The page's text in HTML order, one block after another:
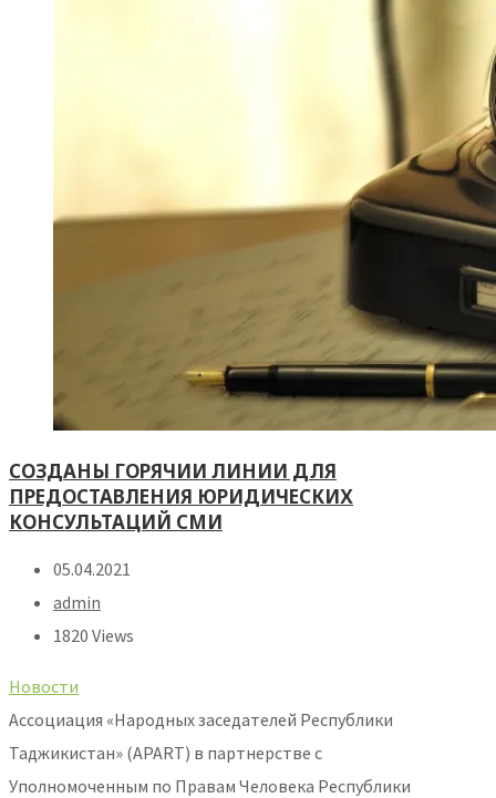
СОЗДАНЫ ГОРЯЧИИ ЛИНИИ ДЛЯ
ПРЕДОСТАВЛЕНИЯ ЮРИДИЧЕСКИХ
КОНСУЛЬТАЦИЙ СМИ
05.04.2021
admin
1820 Views
Новости
Ассоциация «Народных заседателей Республики
Таджикистан» (APART) в партнерстве c
Уполномоченным по Правам Человека Республики